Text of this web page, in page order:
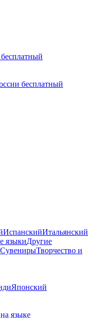
бесплатный
ИспанскийИтальянский
языкиДругие
СувенирыТворчество и
Японский
языке